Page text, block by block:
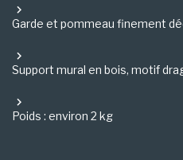
Garde et pommeau finement
Support mural en bois, motif
Poids : environ 2 kg